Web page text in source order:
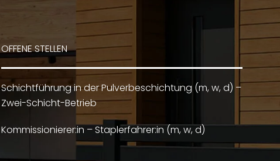
OFFENE STELLEN
Schichtführung in der Pulverbeschichtung (m, w, d) –
Zwei-Schicht-Betrieb
Kommissionierer:in – Staplerfahrer:in (m, w, d)